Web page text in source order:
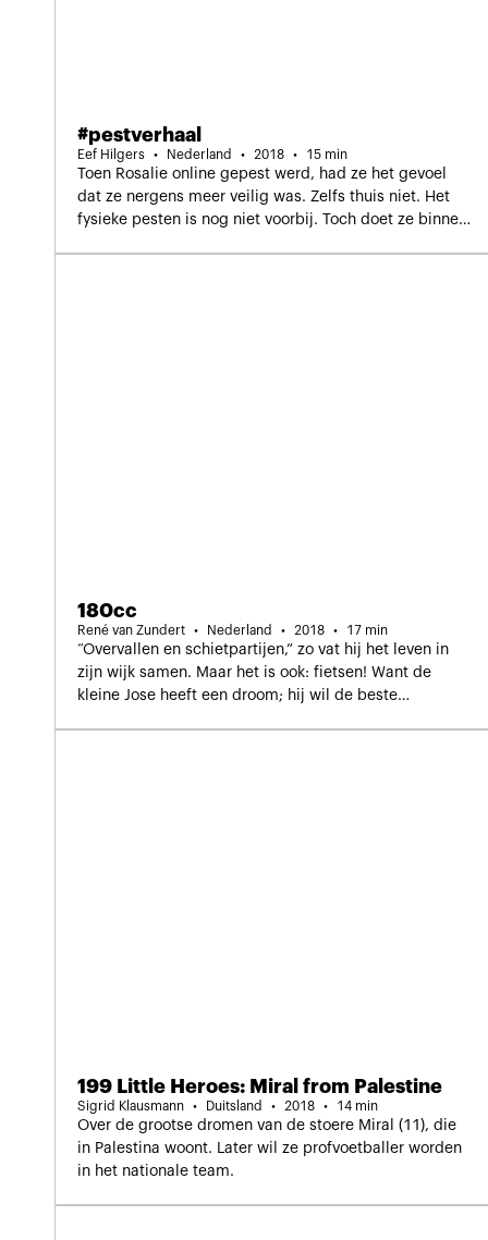
#pestverhaal
Eef Hilgers Nederland 2018 15 min
Toen Rosalie online gepest werd, had ze het gevoel
dat ze nergens meer veilig was. Zelfs thuis niet. Het
fysieke pesten is nog niet voorbij. Toch doet ze binnen
180cc
René van Zundert Nederland 2018 17 min
“Overvallen en schietpartijen,” zo vat hij het leven in
zijn wijk samen. Maar het is ook: fietsen! Want de
kleine Jose heeft een droom; hij wil de beste
199 Little Heroes: Miral from Palestine
Sigrid Klausmann Duitsland 2018 14 min
Over de grootse dromen van de stoere Miral (11), die
in Palestina woont. Later wil ze profvoetballer worden
in het nationale team.